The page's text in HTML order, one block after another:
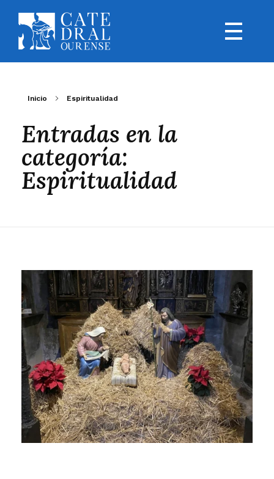
Inicio Espiritualidad
Entradas en la
categoría:
Espiritualidad